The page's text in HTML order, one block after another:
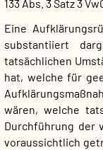
133 Abs. 3 Satz 3
Eine
substantiiert
tatsächlichen
hat, welche für
wären, welche
Durchführung der
voraussichtlich